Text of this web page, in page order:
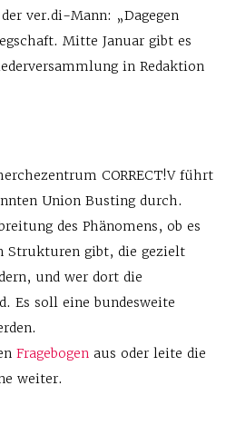
ver.di-Mann: „Dagegen
Mitte Januar gibt es
in Redaktion
CORRECT!V führt
Union Busting durch.
des Phänomens, ob es
Strukturen gibt, die gezielt
und wer dort die
Es soll eine bundesweite
Fragebogen aus oder leite die
weiter.